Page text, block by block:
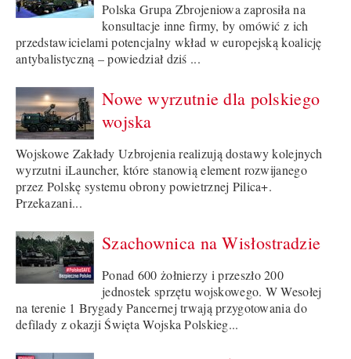
Polska Grupa Zbrojeniowa zaprosiła na
konsultacje inne firmy, by omówić z ich
przedstawicielami potencjalny wkład w europejską koalicję
antybalistyczną – powiedział dziś ...
Nowe wyrzutnie dla polskiego
wojska
Wojskowe Zakłady Uzbrojenia realizują dostawy kolejnych
wyrzutni iLauncher, które stanowią element rozwijanego
przez Polskę systemu obrony powietrznej Pilica+.
Przekazani...
Szachownica na Wisłostradzie
Ponad 600 żołnierzy i przeszło 200
jednostek sprzętu wojskowego. W Wesołej
na terenie 1 Brygady Pancernej trwają przygotowania do
defilady z okazji Święta Wojska Polskieg...